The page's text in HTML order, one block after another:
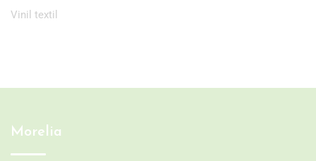
Vinil textil
Morelia